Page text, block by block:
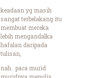
keadaan yg masih
sangat terbelakang itu
membuat mereka
lebih mengandalka
hafalan daripada
tulisan,
nah.. para murid
muridnya menulis